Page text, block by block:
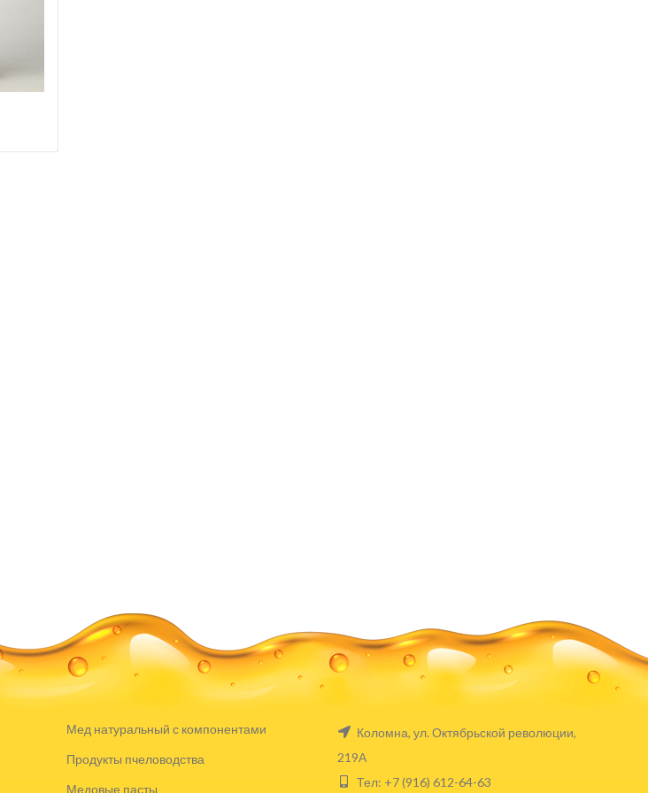
Мед натуральный с компонентами
Продукты пчеловодства
Медовые пасты
Коломна, ул. Октябрьской революции,
219А
Тел: +7 (916) 612-64-63